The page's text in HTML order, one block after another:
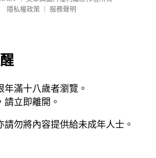
隱私權政策
服務聲明
滿十八歲者瀏覽。
立即離開。
請勿將內容提供給未成年人士。